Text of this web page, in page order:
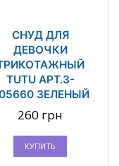
СНУД ДЛЯ
ДЕВОЧКИ
TUTU АРТ.3-
ЗЕЛЕНЫЙ
260 грн
КУПИТЬ